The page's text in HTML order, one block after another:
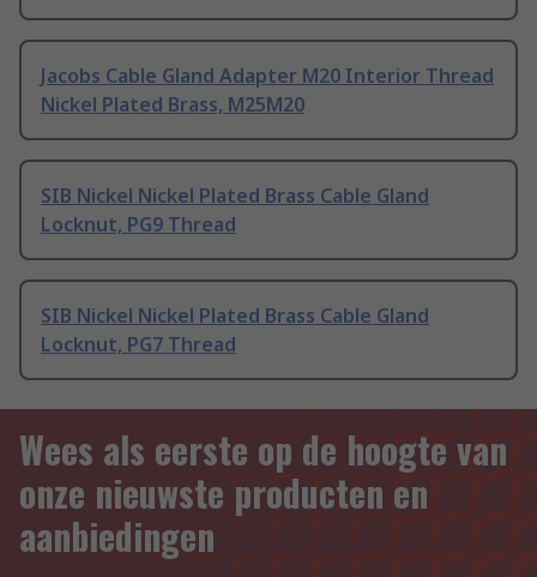
Jacobs Cable Gland Adapter M20 Interior Thread
Nickel Plated Brass, M25M20
SIB Nickel Nickel Plated Brass Cable Gland
Locknut, PG9 Thread
SIB Nickel Nickel Plated Brass Cable Gland
Locknut, PG7 Thread
Wees als eerste op de hoogte van
onze nieuwste producten en
aanbiedingen